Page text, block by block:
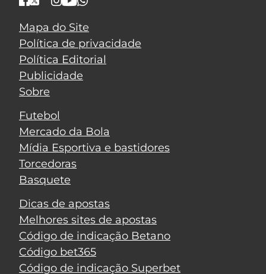
Mapa do Site
Política de privacidade
Política Editorial
Publicidade
Sobre
Futebol
Mercado da Bola
Mídia Esportiva e bastidores
Torcedoras
Basquete
Dicas de apostas
Melhores sites de apostas
Código de indicação Betano
Código bet365
Código de indicação Superbet